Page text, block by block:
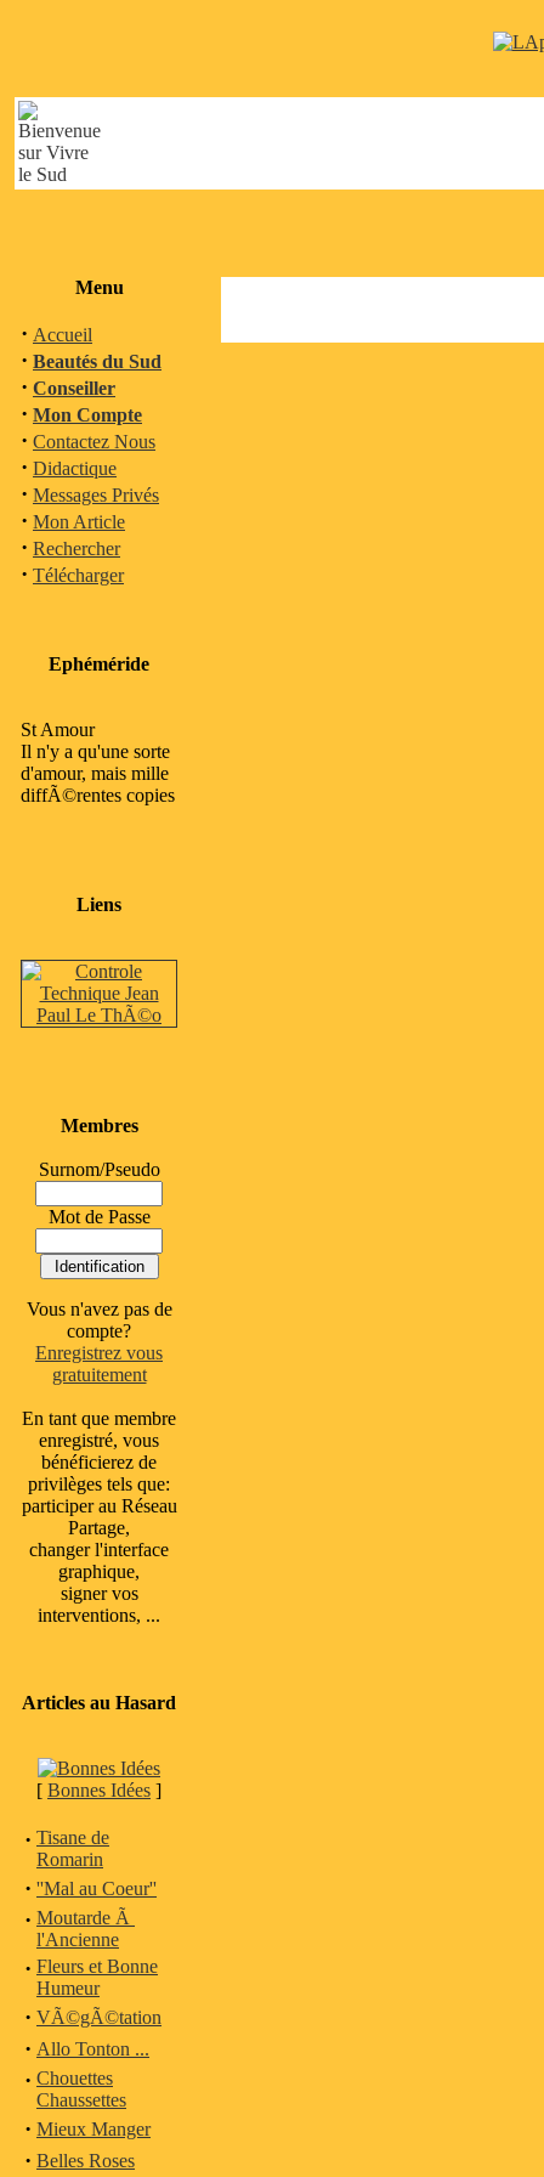
Menu
· Accueil
· Beautés du Sud
· Conseiller
· Mon Compte
· Contactez Nous
· Didactique
· Messages Privés
· Mon Article
· Rechercher
· Télécharger
Ephéméride
St Amour
Il n'y a qu'une sorte
d'amour, mais mille
diffÃ©rentes copies
Liens
Membres
Surnom/Pseudo
Mot de Passe
Vous n'avez pas de
compte?
Enregistrez vous
gratuitement
En tant que membre
enregistré, vous
bénéficierez de
privilèges tels que:
participer au Réseau
Partage,
changer l'interface
graphique,
signer vos
interventions, ...
Articles au Hasard
[ Bonnes Idées ]
· Tisane de
Romarin
· ''Mal au Coeur''
· Moutarde Ã
l'Ancienne
· Fleurs et Bonne
Humeur
· VÃ©gÃ©tation
· Allo Tonton ...
· Chouettes
Chaussettes
· Mieux Manger
· Belles Roses